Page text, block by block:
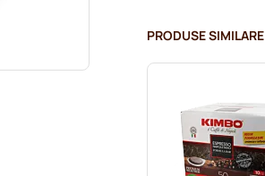
PRODUSE SIMILARE